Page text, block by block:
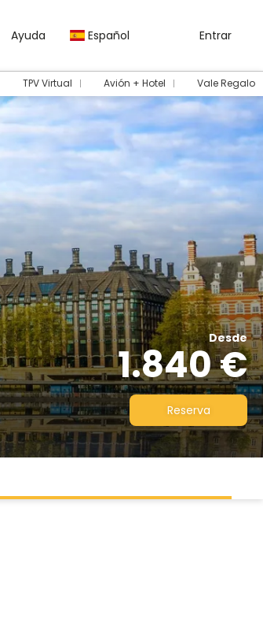
Ayuda Español Entrar
TPV Virtual Avión + Hotel Vale Regalo
Desde
1.840 €
Reserva